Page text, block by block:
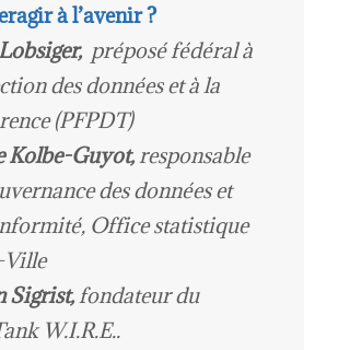
à l’avenir ?
préposé fédéral à
des données et à la
(PFPDT)
Kolbe-Guyot, responsable
des données et
Office statistique
Ville
Sigrist, fondateur du
W.I.R.E..